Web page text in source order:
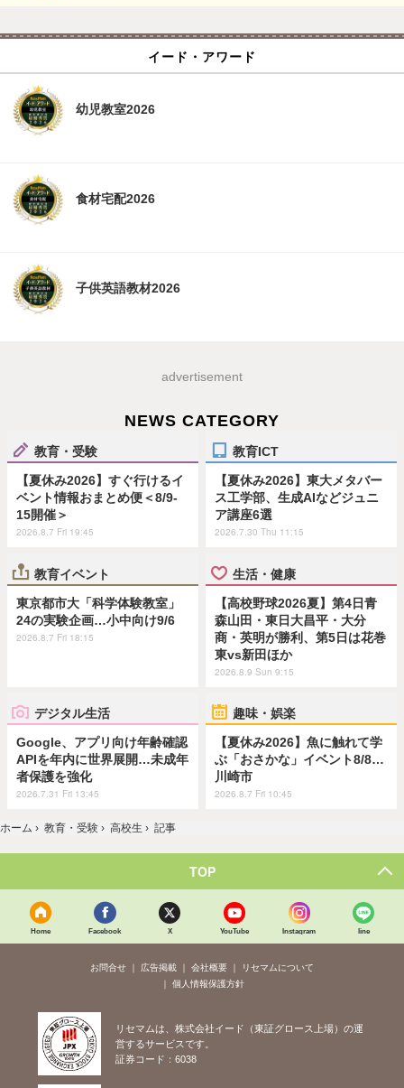
イード・アワード
幼児教室2026
食材宅配2026
子供英語教材2026
advertisement
NEWS CATEGORY
教育・受験
【夏休み2026】すぐ行けるイ
ベント情報おまとめ便＜8/9-
15開催＞
2026.8.7 Fri 19:45
教育ICT
【夏休み2026】東大メタバー
ス工学部、生成AIなどジュニ
ア講座6選
2026.7.30 Thu 11:15
教育イベント
東京都市大「科学体験教室」
24の実験企画…小中向け9/6
2026.8.7 Fri 18:15
生活・健康
【高校野球2026夏】第4日青
森山田・東日大昌平・大分
商・英明が勝利、第5日は花巻
東vs新田ほか
2026.8.9 Sun 9:15
デジタル生活
Google、アプリ向け年齢確認
APIを年内に世界展開…未成年
者保護を強化
2026.7.31 Fri 13:45
趣味・娯楽
【夏休み2026】魚に触れて学
ぶ「おさかな」イベント8/8…
川崎市
2026.8.7 Fri 10:45
ホーム › 教育・受験 › 高校生 › 記事
TOP
Home Facebook X YouTube Instagram line
お問合せ 広告掲載 会社概要
リセマムについて
個人情報保護方針
リセマムは、株式会社イード（東証グロース上場）の運
営するサービスです。
証券コード：6038